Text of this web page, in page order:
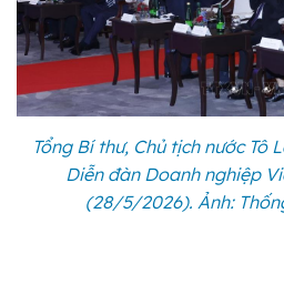
Tổng Bí thư, Chủ tịch nước Tô
Diễn đàn Doanh nghiệp
(28/5/2026). Ảnh: